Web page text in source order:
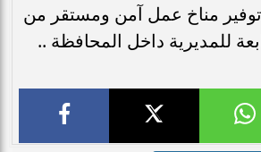
توفير مناخ عمل آمن ومستقر من
للمديرية داخل المحافظة ..